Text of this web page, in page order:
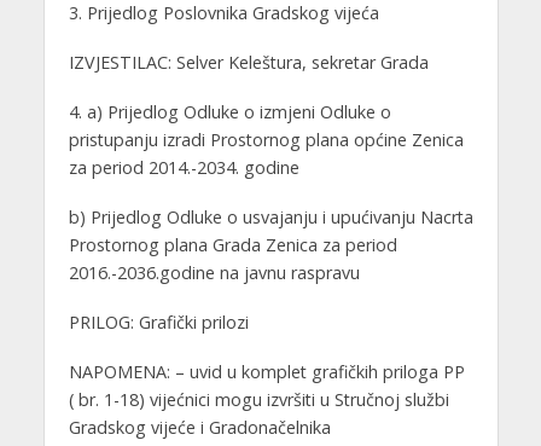
3. Prijedlog Poslovnika Gradskog vijeća
IZVJESTILAC: Selver Keleštura, sekretar Grada
4. a) Prijedlog Odluke o izmjeni Odluke o
pristupanju izradi Prostornog plana općine Zenica
za period 2014.-2034. godine
b) Prijedlog Odluke o usvajanju i upućivanju Nacrta
Prostornog plana Grada Zenica za period
2016.-2036.godine na javnu raspravu
PRILOG: Grafički prilozi
NAPOMENA: – uvid u komplet grafičkih priloga PP
( br. 1-18) vijećnici mogu izvršiti u Stručnoj službi
Gradskog vijeće i Gradonačelnika